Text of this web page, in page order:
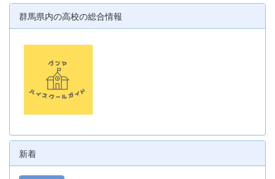
群馬県内の高校の総合情報
新着